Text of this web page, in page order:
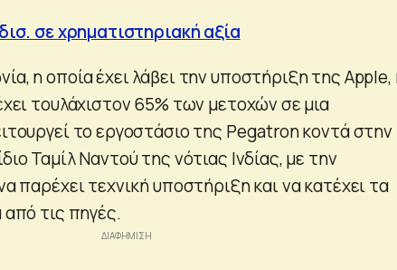
σε χρηματιστηριακή αξία
η οποία έχει λάβει την υποστήριξη της Apple,
τουλάχιστον 65% των μετοχών σε μια
το εργοστάσιο της Pegatron κοντά στην
Ταμίλ Ναντού της νότιας Ινδίας, με την
παρέχει τεχνική υποστήριξη και να κατέχει τα
τις πηγές.